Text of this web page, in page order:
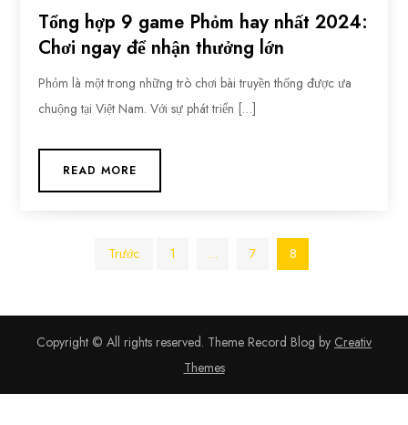
Tổng hợp 9 game Phỏm hay nhất 2024:
Chơi ngay để nhận thưởng lớn
Phỏm là một trong những trò chơi bài truyền thống được ưa
chuộng tại Việt Nam. Với sự phát triển […]
READ MORE
trang
bài
viết
Trước 1 … 7 8
Copyright © All rights reserved. Theme Record Blog by Creativ
Themes